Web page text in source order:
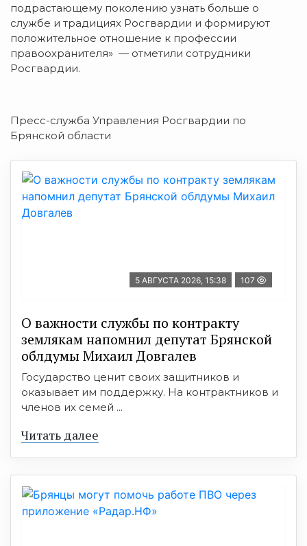
подрастающему поколению узнать больше о
службе и традициях Росгвардии и формируют
положительное отношение к профессии
правоохранителя» — отметили сотрудники
Росгвардии.
Пресс-служба Управления Росгвардии по
Брянской области
5 АВГУСТА 2026, 15:38 107
О важности службы по контракту
землякам напомнил депутат Брянской
облдумы Михаил Довгалев
Государство ценит своих защитников и
оказывает им поддержку. На контрактников и
членов их семей ...
Читать далее